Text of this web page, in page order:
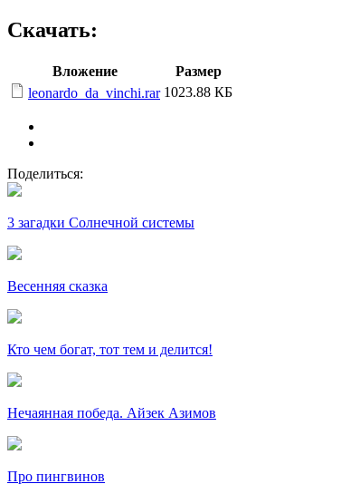
Скачать:
Вложение
Размер
leonardo_da_vinchi.rar 1023.88 КБ
Поделиться:
3 загадки Солнечной системы
Весенняя сказка
Кто чем богат, тот тем и делится!
Нечаянная победа. Айзек Азимов
Про пингвинов